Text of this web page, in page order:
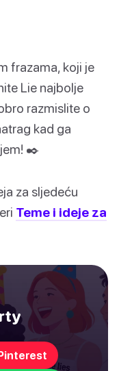
frazama, koji je
Lie najbolje
razmislite o
kad ga
✒️
za sljedeću
Teme i ideje za